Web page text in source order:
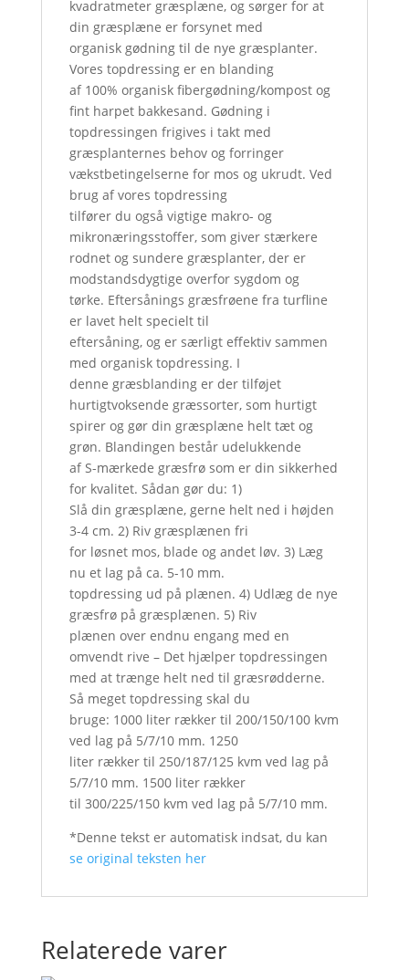
kvadratmeter græsplæne, og sørger for at
din græsplæne er forsynet med
organisk gødning til de nye græsplanter.
Vores topdressing er en blanding
af 100% organisk fibergødning/kompost og
fint harpet bakkesand. Gødning i
topdressingen frigives i takt med
græsplanternes behov og forringer
vækstbetingelserne for mos og ukrudt. Ved
brug af vores topdressing
tilfører du også vigtige makro- og
mikronæringsstoffer, som giver stærkere
rodnet og sundere græsplanter, der er
modstandsdygtige overfor sygdom og
tørke. Eftersånings græsfrøene fra turfline
er lavet helt specielt til
eftersåning, og er særligt effektiv sammen
med organisk topdressing. I
denne græsblanding er der tilføjet
hurtigtvoksende græssorter, som hurtigt
spirer og gør din græsplæne helt tæt og
grøn. Blandingen består udelukkende
af S-mærkede græsfrø som er din sikkerhed
for kvalitet. Sådan gør du: 1)
Slå din græsplæne, gerne helt ned i højden
3-4 cm. 2) Riv græsplænen fri
for løsnet mos, blade og andet løv. 3) Læg
nu et lag på ca. 5-10 mm.
topdressing ud på plænen. 4) Udlæg de nye
græsfrø på græsplænen. 5) Riv
plænen over endnu engang med en
omvendt rive – Det hjælper topdressingen
med at trænge helt ned til græsrødderne.
Så meget topdressing skal du
bruge: 1000 liter rækker til 200/150/100 kvm
ved lag på 5/7/10 mm. 1250
liter rækker til 250/187/125 kvm ved lag på
5/7/10 mm. 1500 liter rækker
til 300/225/150 kvm ved lag på 5/7/10 mm.
*Denne tekst er automatisk indsat, du kan
se original teksten her
Relaterede varer